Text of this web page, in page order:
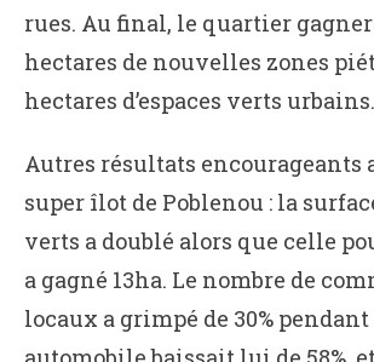
rues. Au final, le quartier
hectares de nouvelles zones
hectares d’espaces verts urbains.
Autres résultats encourageants
super îlot de Poblenou : la
verts a doublé alors que celle
a gagné 13ha. Le nombre de
locaux a grimpé de 30%